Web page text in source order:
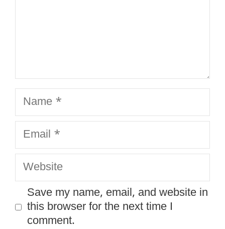
Name
Email
Website
Save my name, email, and website in
this browser for the next time I
comment.